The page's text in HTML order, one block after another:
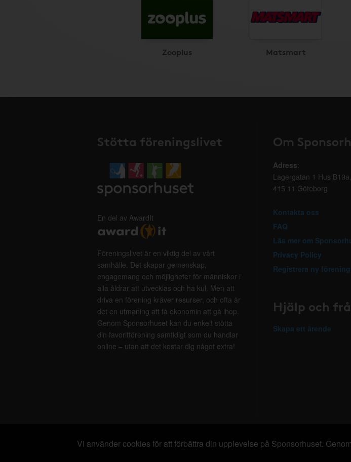
Zooplus Matsmart
Stötta föreningslivet
En del av AwardIt
Föreningslivet är en viktig del av vårt
samhälle. Det skapar gemenskap,
engagemang och möjligheter för människor i
alla åldrar att utvecklas och ha kul. Men att
driva en förening kräver resurser, och ofta är
det en utmaning att få ekonomin att gå ihop.
Genom Sponsorhuset kan du enkelt stötta
din favoritförening samtidigt som du handlar
online – utan att det kostar dig något extra!
Om
Adress:
Lagergatan 1 Hus
415 11 Göteborg
Kontakta oss
FAQ
Läs mer om
Privacy Policy
Registrera ny förening
Hjälp och
Skapa ett ärende
Vi använder cookies för att förbättra din upplevelse på Sponsorhuset.